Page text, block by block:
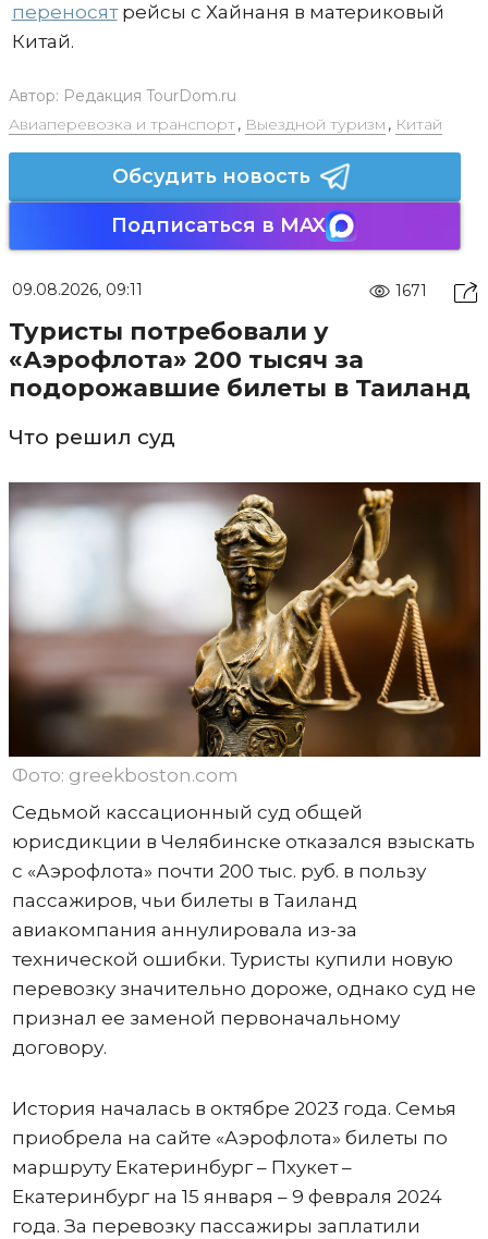
переносятрейсы с Хайнаня в материковый
Китай.
Автор: Редакция TourDom.ru
Авиаперевозка и транспорт, Выездной туризм , Китай
Обсудить новость
Подписаться в MAX
09.08.2026, 09:11 1671
Туристы потребовали у
«Аэрофлота» 200 тысяч за
подорожавшие билеты в Таиланд
Что решил суд
Фото: greekboston.com
Седьмой кассационный суд общей
юрисдикции в Челябинске отказался взыскать
с «Аэрофлота» почти 200 тыс. руб. в пользу
пассажиров, чьи билеты в Таиланд
авиакомпания аннулировала из-за
технической ошибки. Туристы купили новую
перевозку значительно дороже, однако суд не
признал ее заменой первоначальному
договору.
История началась в октябре 2023 года. Семья
приобрела на сайте «Аэрофлота» билеты по
маршруту Екатеринбург – Пхукет –
Екатеринбург на 15 января – 9 февраля 2024
года. За перевозку пассажиры заплатили